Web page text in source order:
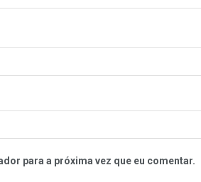
para a próxima vez que eu comentar.